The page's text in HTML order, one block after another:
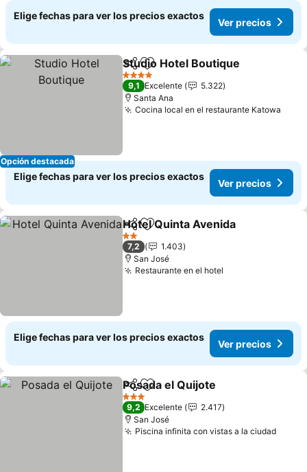
Elige fechas para ver los precios exactos
Ver precios
Opción destacada
CompartirAgregar a favoritos
Studio Hotel Boutique
4 Estrellas
9,1 Excelente
5.322
Santa Ana
Cocina local en el restaurante Katowa
Elige fechas para ver los precios exactos
Ver precios
CompartirAgregar a favoritos
Hotel Quinta Avenida
2 Estrellas
7,2
1.403
San José
Restaurante en el hotel
Elige fechas para ver los precios exactos
Ver precios
CompartirAgregar a favoritos
Posada el Quijote
3 Estrellas
9,2 Excelente
2.417
San José
Piscina infinita con vistas a la ciudad